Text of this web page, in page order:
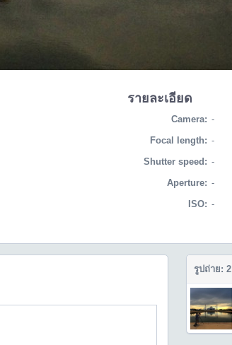
รายละเอียด
Camera: -
Focal length: -
Shutter speed: -
Aperture: -
ISO: -
รูปถ่าย: 2